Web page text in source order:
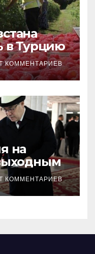
в Турцию
КОММЕНТАРИЕВ
на
КОММЕНТАРИЕВ